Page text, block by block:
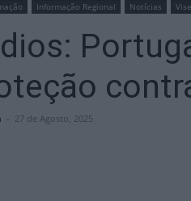
Informação Regional Notícias
- 27 de Agosto, 2025